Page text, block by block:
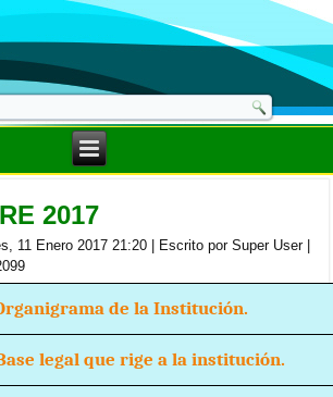
2017
11 Enero 2017 21:20 Escrito por Super User|
de la Institución.
legal que rige a la institución.